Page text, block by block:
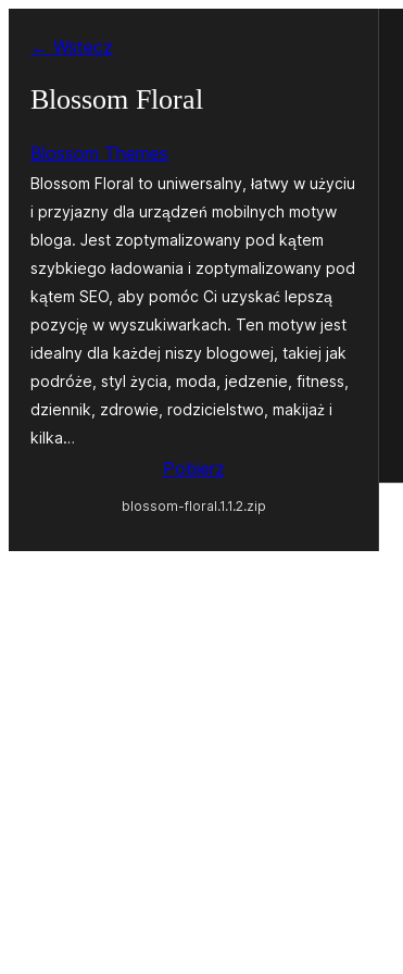
treści
← Wstecz
Blossom Floral
Blossom Themes
Blossom Floral to uniwersalny, łatwy w użyciu
i przyjazny dla urządzeń mobilnych motyw
bloga. Jest zoptymalizowany pod kątem
szybkiego ładowania i zoptymalizowany pod
kątem SEO, aby pomóc Ci uzyskać lepszą
pozycję w wyszukiwarkach. Ten motyw jest
idealny dla każdej niszy blogowej, takiej jak
podróże, styl życia, moda, jedzenie, fitness,
dziennik, zdrowie, rodzicielstwo, makijaż i
kilka…
Pobierz
blossom-floral.1.1.2.zip